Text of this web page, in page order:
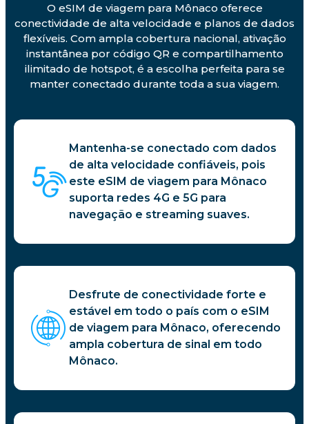
O eSIM de viagem para Mônaco oferece
conectividade de alta velocidade e planos de dados
flexíveis. Com ampla cobertura nacional, ativação
instantânea por código QR e compartilhamento
ilimitado de hotspot, é a escolha perfeita para se
manter conectado durante toda a sua viagem.
Mantenha-se conectado com dados
de alta velocidade confiáveis, pois
este eSIM de viagem para Mônaco
suporta redes 4G e 5G para
navegação e streaming suaves.
Desfrute de conectividade forte e
estável em todo o país com o eSIM
de viagem para Mônaco, oferecendo
ampla cobertura de sinal em todo
Mônaco.